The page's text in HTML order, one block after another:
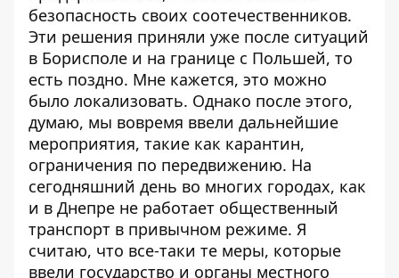
безопасность своих соотечественников.
Эти решения приняли уже после ситуаций
в Борисполе и на границе с Польшей, то
есть поздно. Мне кажется, это можно
было локализовать. Однако после этого,
думаю, мы вовремя ввели дальнейшие
мероприятия, такие как карантин,
ограничения по передвижению. На
сегодняшний день во многих городах, как
и в Днепре не работает общественный
транспорт в привычном режиме. Я
считаю, что все-таки те меры, которые
ввели государство и органы местного